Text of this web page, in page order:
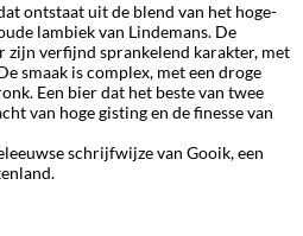
ontstaat uit de blend van het hoge-
lambiek van Lindemans. De
zijn verfijnd sprankelend karakter, met
smaak is complex, met een droge
Een bier dat het beste van twee
van hoge gisting en de finesse van
schrijfwijze van Gooik, een